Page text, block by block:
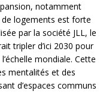
notamment
de logements est forte
par la société JLL, le
tripler d’ici 2030 pour
mondiale. Cette
mentalités et des
d’espaces communs